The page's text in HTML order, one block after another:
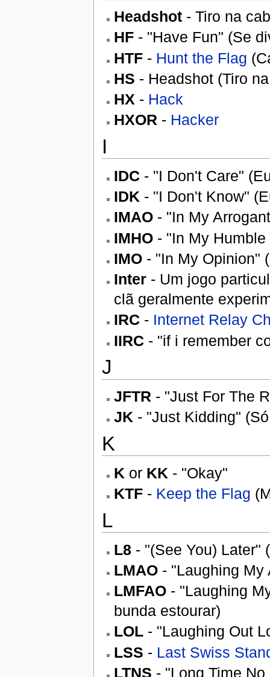
Headshot- Tiro na
HF- "Have Fun" (Se
HTF- Hunt the Flag
HS - Headshot (Tiro
HX - Hack
HXOR - Hacker
I
IDC- "I Don't Care"
IDK - "I Don't Know"
IMAO- "In My
IMHO- "In My Humble
IMO- "In My Opinion"
Inter- Um jogo
clã geralmente
IRC- Internet Relay
IIRC- "if i remember
J
JFTR - "Just For The
JK - "Just Kidding"
K
K or KK - "Okay"
KTF- Keep the Flag
L
L8- "(See You) Later"
LMAO- "Laughing My
LMFAO- "Laughing
bunda estourar)
LOL- "Laughing Out
LSS - Last Swiss
LTNS - "Long Time